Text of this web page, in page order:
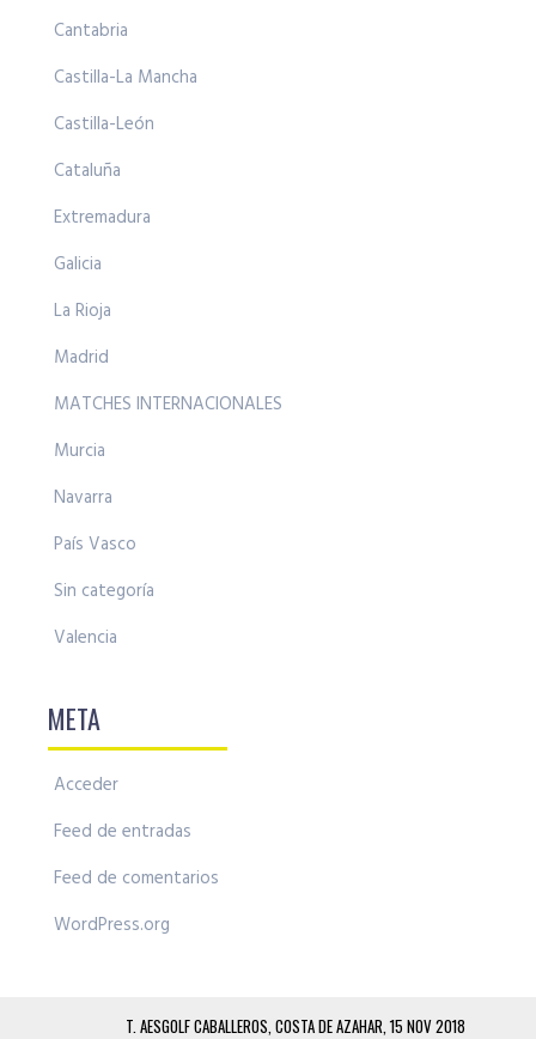
Cantabria
Castilla-La Mancha
Castilla-León
Cataluña
Extremadura
Galicia
La Rioja
Madrid
MATCHES INTERNACIONALES
Murcia
Navarra
País Vasco
Sin categoría
Valencia
META
Acceder
Feed de entradas
Feed de comentarios
WordPress.org
T. AESGOLF CABALLEROS, COSTA DE AZAHAR, 15 NOV 2018